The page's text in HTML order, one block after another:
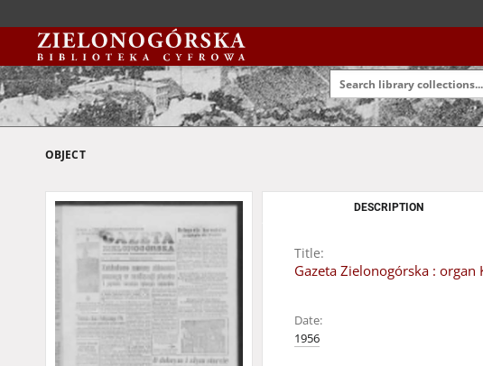
OBJECT
DESCRIPTION
Title:
Gazeta Zielonogórska :
Date:
1956